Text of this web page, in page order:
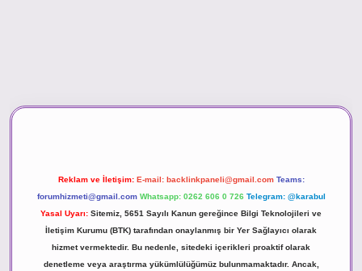
Reklam ve İletişim: E-mail: backlinkpaneli@gmail.com Teams:
forumhizmeti@gmail.com Whatsapp: 0262 606 0 726 Telegram: @karabul
Yasal Uyarı: Sitemiz, 5651 Sayılı Kanun gereğince Bilgi Teknolojileri ve
İletişim Kurumu (BTK) tarafından onaylanmış bir Yer Sağlayıcı olarak
hizmet vermektedir. Bu nedenle, sitedeki içerikleri proaktif olarak
denetleme veya araştırma yükümlülüğümüz bulunmamaktadır. Ancak,